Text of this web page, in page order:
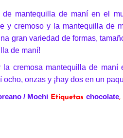
de mantequilla de maní en el
y cremoso y la mantequilla de
gran variedad de formas,
de maní!
cremosa mantequilla de maní
onzas y ¡hay dos en un
/ Mochi Etiquetas chocolate,